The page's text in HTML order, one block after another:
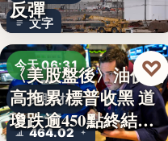
文字
反彈
今天 06:31
美股財經
464.02
〈美股盤後〉油價走
高拖累 標普收黑 道
瓊跌逾450點終結…
♡